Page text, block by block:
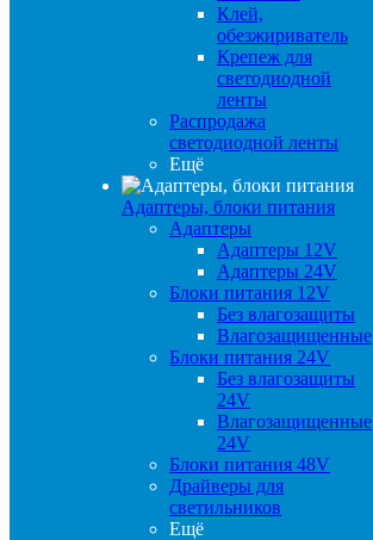
Клей,
обезжириватель
Крепеж для
светодиодной
ленты
Распродажа
светодиодной ленты
Ещё
Адаптеры, блоки питания
Адаптеры
Адаптеры 12V
Адаптеры 24V
Блоки питания 12V
Без влагозащиты
Влагозащищенные
Блоки питания 24V
Без влагозащиты
24V
Влагозащищенные
24V
Блоки питания 48V
Драйверы для
светильников
Ещё